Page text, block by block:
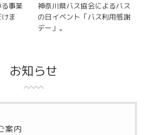
事業
ま
神奈川県バス協会によるバス
の日イベント「バス利用感謝
デー」。
お知らせ
案内